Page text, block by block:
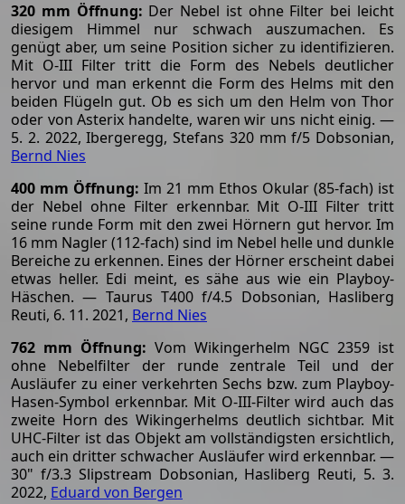
320 mm Öffnung: Der Nebel ist ohne Filter bei leicht
diesigem Himmel nur schwach auszumachen. Es
genügt aber, um seine Position sicher zu identifizieren.
Mit O-III Filter tritt die Form des Nebels deutlicher
hervor und man erkennt die Form des Helms mit den
beiden Flügeln gut. Ob es sich um den Helm von Thor
oder von Asterix handelte, waren wir uns nicht einig. —
5. 2. 2022, Ibergeregg, Stefans 320 mm f/5 Dobsonian,
Bernd Nies
400 mm Öffnung: Im 21 mm Ethos Okular (85-fach) ist
der Nebel ohne Filter erkennbar. Mit O-III Filter tritt
seine runde Form mit den zwei Hörnern gut hervor. Im
16 mm Nagler (112-fach) sind im Nebel helle und dunkle
Bereiche zu erkennen. Eines der Hörner erscheint dabei
etwas heller. Edi meint, es sähe aus wie ein Playboy-
Häschen. — Taurus T400 f/4.5 Dobsonian, Hasliberg
Reuti, 6. 11. 2021, Bernd Nies
762 mm Öffnung: Vom Wikingerhelm NGC 2359 ist
ohne Nebelfilter der runde zentrale Teil und der
Ausläufer zu einer verkehrten Sechs bzw. zum Playboy-
Hasen-Symbol erkennbar. Mit O-III-Filter wird auch das
zweite Horn des Wikingerhelms deutlich sichtbar. Mit
UHC-Filter ist das Objekt am vollständigsten ersichtlich,
auch ein dritter schwacher Ausläufer wird erkennbar. —
30" f/3.3 Slipstream Dobsonian, Hasliberg Reuti, 5. 3.
2022, Eduard von Bergen